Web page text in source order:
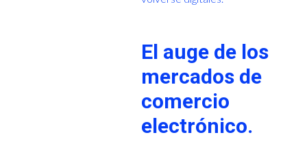
El auge de los
mercados de
comercio
electrónico.